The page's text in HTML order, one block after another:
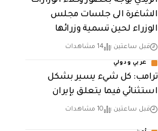
الشاغرة الى جلسات مجلس
الوزراء لحين تسمية وزرائها
قبل ساعتين 14 مشاهدات
عربي ودولي
ترامب: كل شيء يسير بشكل
استثنائي فيما يتعلق بإيران
قبل ساعتين 10 مشاهدات